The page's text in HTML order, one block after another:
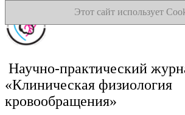
Этот сайт использует
Научно-практический
«Клиническая физиология
кровообращения»